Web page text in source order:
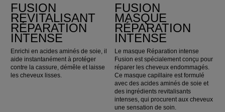
FUSION
REVITALISANT
RÉPARATION
INTENSE
Enrichi en acides aminés de soie, il
aide instantanément à protéger
contre la cassure, démêle et laisse
les cheveux lisses.
FUSION
MASQUE
RÉPARATION
INTENSE
Le masque Réparation intense
Fusion est spécialement conçu pour
réparer les cheveux endommagés.
Ce masque capillaire est formulé
avec des acides aminés de soie et
des ingrédients revitalisants
intenses, qui procurent aux cheveux
une sensation de soin.